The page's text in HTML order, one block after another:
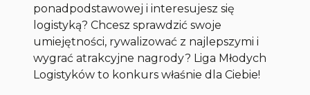
ponadpodstawowej i interesujesz się
logistyką? Chcesz sprawdzić swoje
umiejętności, rywalizować z najlepszymi i
wygrać atrakcyjne nagrody? Liga Młodych
Logistyków to konkurs właśnie dla Ciebie!